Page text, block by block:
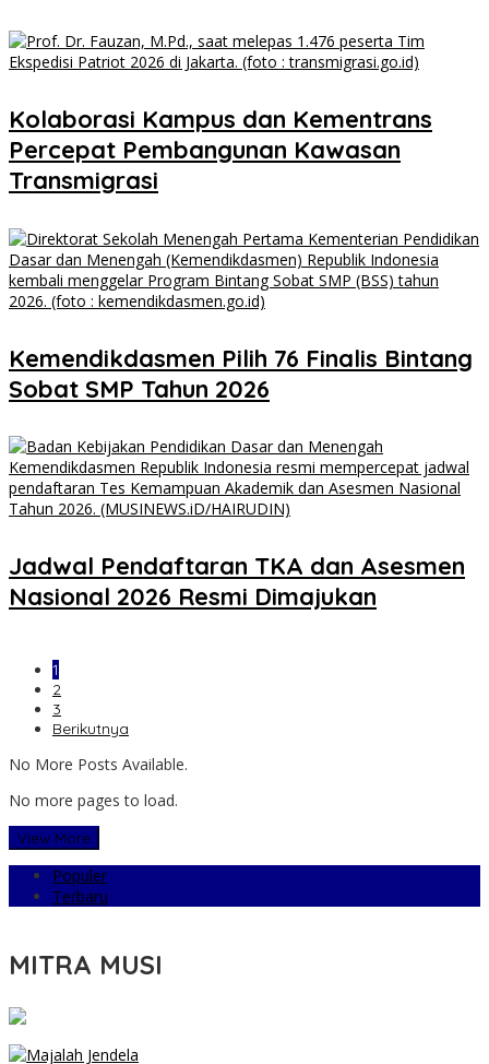
Kolaborasi Kampus dan Kementrans
Percepat Pembangunan Kawasan
Transmigrasi
Kemendikdasmen Pilih 76 Finalis Bintang
Sobat SMP Tahun 2026
Jadwal Pendaftaran TKA dan Asesmen
Nasional 2026 Resmi Dimajukan
1
2
3
Berikutnya
No More Posts Available.
No more pages to load.
View More
Populer
Terbaru
MITRA MUSI